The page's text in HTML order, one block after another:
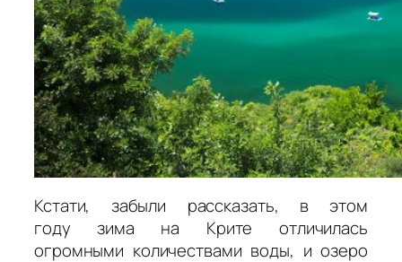
Кстати, забыли рассказать, в этом
году зима на Крите отличилась
огромными количествами воды, и озеро